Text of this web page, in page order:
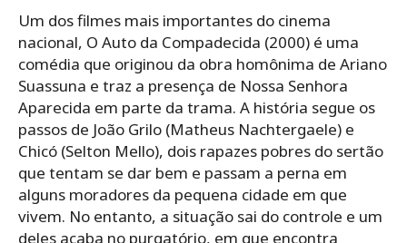
Um dos filmes mais importantes do cinema
nacional, O Auto da Compadecida (2000) é uma
comédia que originou da obra homônima de Ariano
Suassuna e traz a presença de Nossa Senhora
Aparecida em parte da trama. A história segue os
passos de João Grilo (Matheus Nachtergaele) e
Chicó (Selton Mello), dois rapazes pobres do sertão
que tentam se dar bem e passam a perna em
alguns moradores da pequena cidade em que
vivem. No entanto, a situação sai do controle e um
deles acaba no purgatório, em que encontra